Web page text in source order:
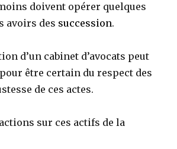
doivent opérer quelques
avoirs des succession.
d’un cabinet d’avocats peut
être certain du respect des
de ces actes.
sur ces actifs de la